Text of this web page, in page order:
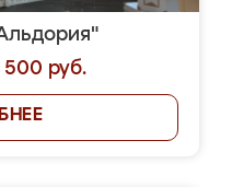
500 руб.